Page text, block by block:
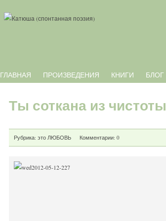
ГЛАВНАЯ ПРОИЗВЕДЕНИЯ КНИГИ БЛОГ
Ты соткана из чистоты
Рубрика: это ЛЮБОВЬ Комментарии: 0